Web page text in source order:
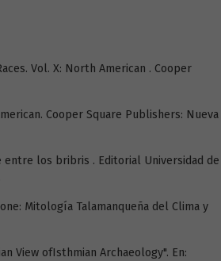
Vol. X: North American . Cooper
Cooper Square Publishers: Nueva
entre los bribris . Editorial Universidad de
Mitología Talamanqueña del Clima y
View ofIsthmian Archaeology". En: